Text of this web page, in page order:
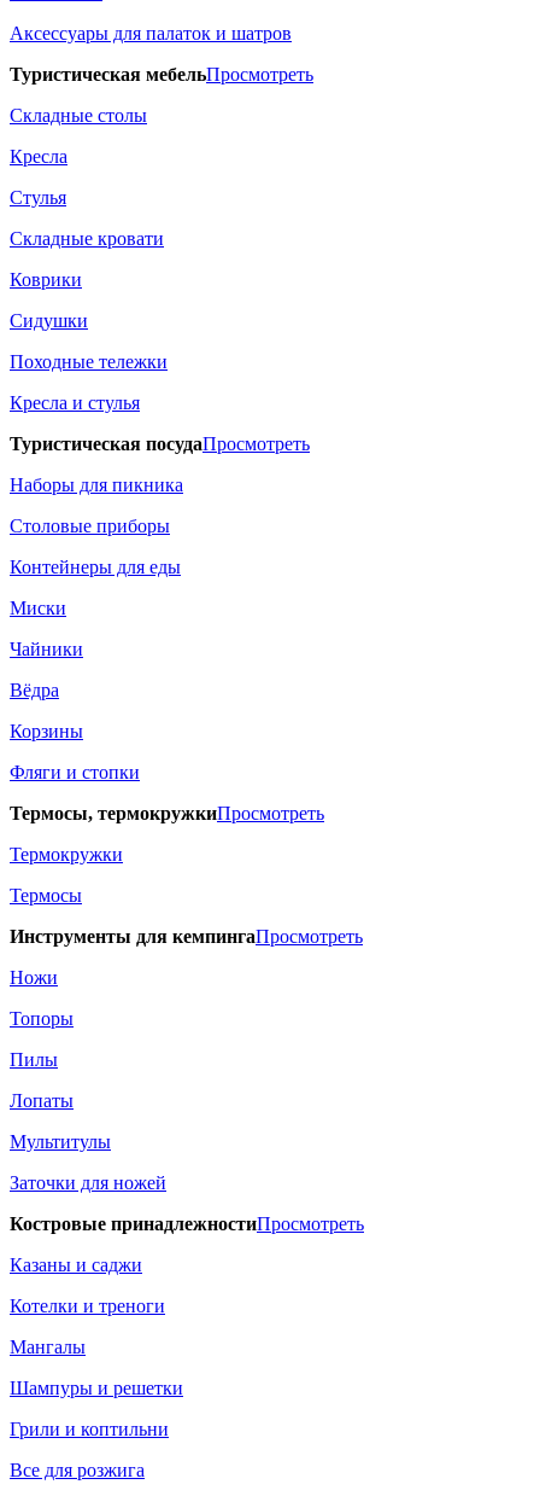
Аксессуары для палаток и шатров
Туристическая мебельПросмотреть
Складные столы
Кресла
Стулья
Складные кровати
Коврики
Сидушки
Походные тележки
Кресла и стулья
Туристическая посудаПросмотреть
Наборы для пикника
Столовые приборы
Контейнеры для еды
Миски
Чайники
Вёдра
Корзины
Фляги и стопки
Термосы, термокружкиПросмотреть
Термокружки
Термосы
Инструменты для кемпингаПросмотреть
Ножи
Топоры
Пилы
Лопаты
Мультитулы
Заточки для ножей
Костровые принадлежностиПросмотреть
Казаны и саджи
Котелки и треноги
Мангалы
Шампуры и решетки
Грили и коптильни
Все для розжига